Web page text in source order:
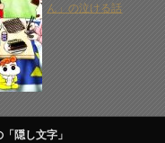
ん」の泣ける話
隠し文字」